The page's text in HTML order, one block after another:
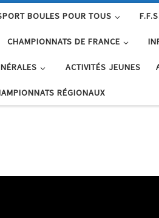
BOULES POUR TOUS
CHAMPIONNATS DE FRANCE
ACTIVITÉS JEUNES
RÉGIONAUX